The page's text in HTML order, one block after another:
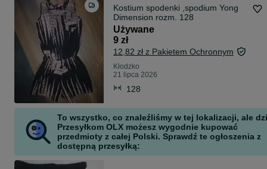
Kostium spodenki ,spodium Yong
Dimension rozm. 128
Używane
9 zł
12,82 zł z Pakietem Ochronnym
Kłodzko
21 lipca 2026
128
To wszystko, co znaleźliśmy w tej lokalizacji, ale
Przesyłkom OLX możesz wygodnie kupować
przedmioty z całej Polski. Sprawdź te ogłoszenia z
dostępną przesyłką: